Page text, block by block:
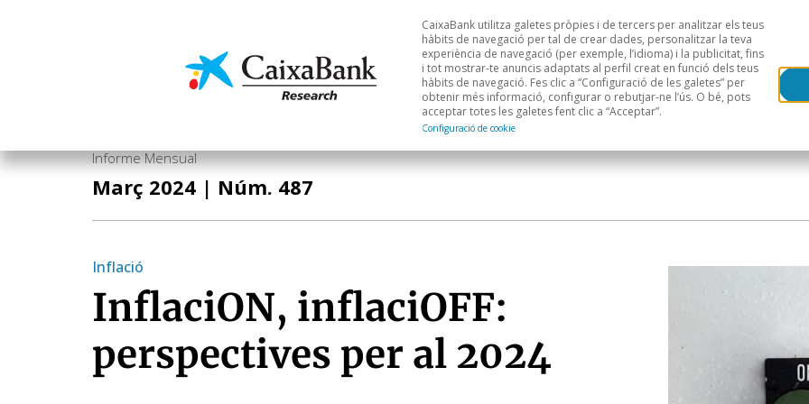
Economia i mercats Anàlisi sectorial Àrees geogràfiques
CaixaBank utilitza galetes pròpies i de tercers per analitzar els teus
hàbits de navegació per tal de crear dades, personalitzar la teva
experiència de navegació (per exemple, l’idioma) i la publicitat, fins
i tot mostrar-te anuncis adaptats al perfil creat en funció dels teus
hàbits de navegació. Fes clic a “Configuració de les galetes” per
obtenir més informació, configurar o rebutjar-ne l’ús. O bé, pots
acceptar totes les galetes fent clic a “Acceptar”.
Configuració de cookie
Informe Mensual
Març 2024 | Núm. 487
Inflació
InflaciON, inflaciOFF:
perspectives per al 2024